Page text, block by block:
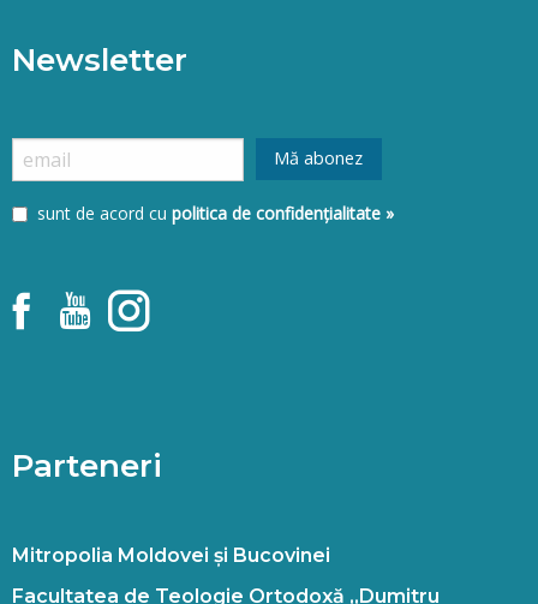
Newsletter
sunt de acord cu politica de confidențialitate »
Parteneri
Mitropolia Moldovei și Bucovinei
Facultatea de Teologie Ortodoxă „Dumitru